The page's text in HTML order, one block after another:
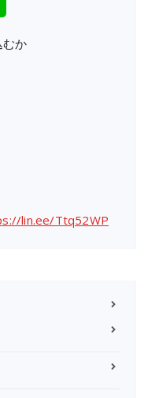
むか
lin.ee/Ttq52WP